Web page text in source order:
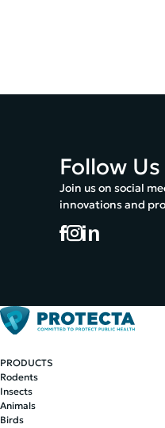
Follow Us
Join us on social
innovations and
PRODUCTS
Rodents
Insects
Animals
Birds